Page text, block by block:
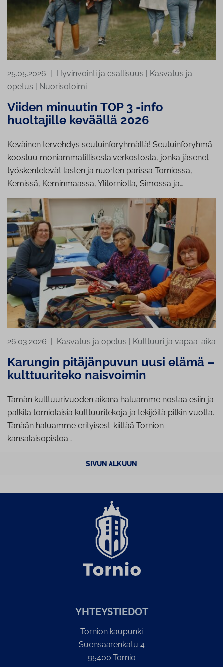
25.05.2026 | Hyvinvointi ja osallisuus | Kasvatus ja
opetus | Nuorisotoimi
Viiden minuutin TOP 3 -info
huoltajille keväällä 2026
Keväinen tervehdys seutuinforyhmältä! Seutuinforyhmä
koostuu moniammatillisesta verkostosta, jonka jäsenet
työskentelevät lasten ja nuorten parissa Torniossa,
Kemissä, Keminmaassa, Ylitorniolla, Simossa ja…
26.03.2026 | Kasvatus ja opetus | Kulttuuri ja vapaa-aika
Karungin pitäjänpuvun uusi elämä –
kulttuuriteko naisvoimin
Tämän kulttuurivuoden aikana haluamme nostaa esiin ja
palkita torniolaisia kulttuuritekoja ja tekijöitä pitkin vuotta.
Tänään haluamme erityisesti kiittää Tornion
kansalaisopistoa…
SIVUN ALKUUN
YH­TEYS­TIE­DOT
Tornion kaupunki
Suensaarenkatu 4
95400 Tornio